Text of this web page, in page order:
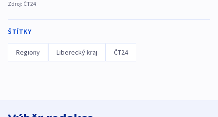
Zdroj: ČT24
ŠTÍTKY
Regiony Liberecký kraj ČT24